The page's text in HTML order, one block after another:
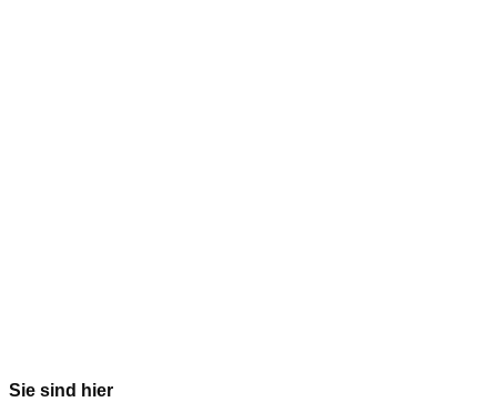
Sie sind hier